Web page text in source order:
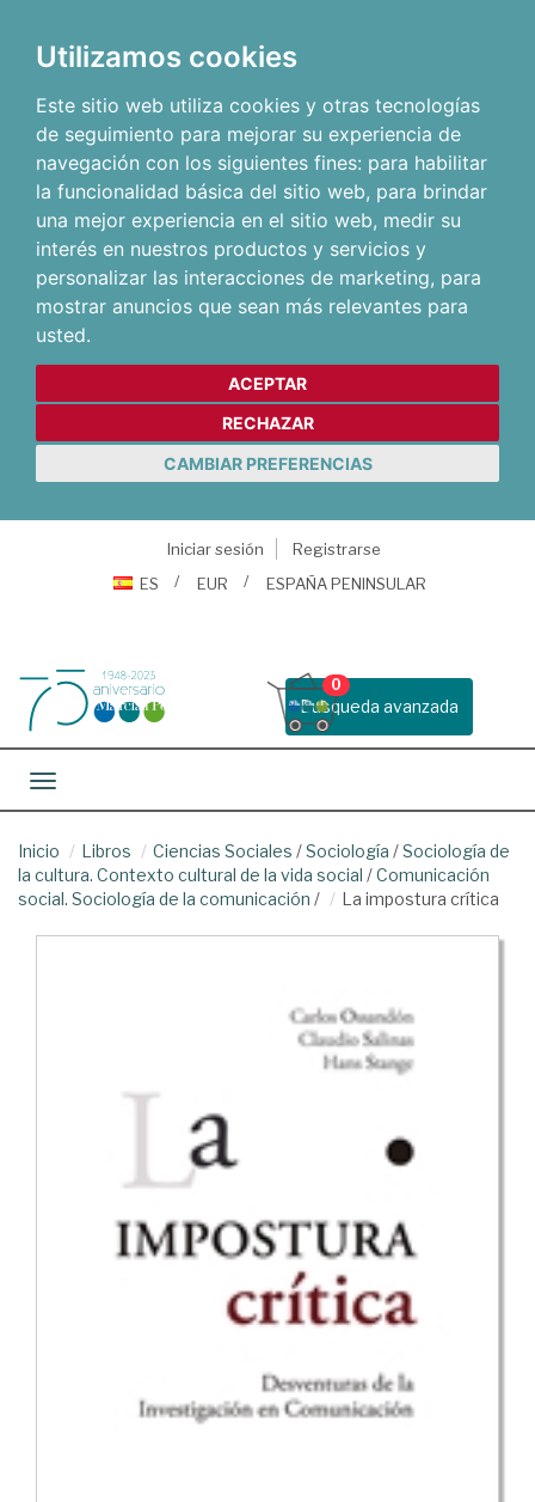
Utilizamos cookies
Este sitio web utiliza cookies y otras tecnologías
de seguimiento para mejorar su experiencia de
navegación con los siguientes fines: para habilitar
la funcionalidad básica del sitio web, para brindar
una mejor experiencia en el sitio web, medir su
interés en nuestros productos y servicios y
personalizar las interacciones de marketing, para
mostrar anuncios que sean más relevantes para
usted.
ACEPTAR
RECHAZAR
CAMBIAR PREFERENCIAS
Iniciar sesión
Registrarse
ES
EUR ESPAÑA PENINSULAR
Busqueda avanzada
0
Toggle navigation
Inicio Libros Ciencias Sociales /Sociología /Sociología de
la cultura. Contexto cultural de la vida social /Comunicación
social. Sociología de la comunicación / La impostura crítica